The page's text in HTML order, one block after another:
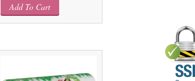
was:
Add To Cart